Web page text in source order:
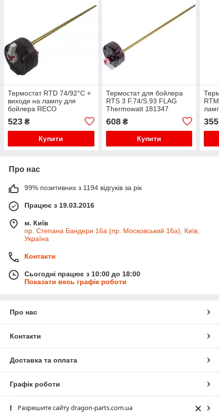
Разрешите сайту dragon-parts.com.ua
×
Термостат RTD 74/92°C +
виходи на лампу для
бойлера RECO
523 ₴
Купити
Термостат для бойлера
RTS 3 F.74/S.93 FLAG
Thermowatt 181347
608₴
Купити
355
Про нас
99% позитивних з 1194 відгуків за рік
Працює з 19.03.2016
м. Київ
пр. Степана Бандери 16а (пр. Московський 16а), Київ,
Україна
Контакти
Сьогодні працює з 10:00 до 18:00
Показати весь графік роботи
Про нас
Контакти
Доставка та оплата
Графік роботи
Повна версія сайту